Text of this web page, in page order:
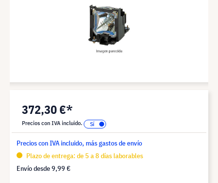
372,30 €*
Precios con IVA incluido.
Precios con IVA incluido, más gastos de envío
Plazo de entrega: de 5 a 8 días laborables
Envío desde9,99 €